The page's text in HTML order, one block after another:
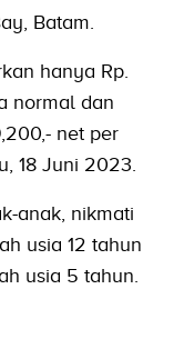
Batam.
hanya Rp.
normal dan
net per
18 Juni 2023.
anak, nikmati
usia 12 tahun
usia 5 tahun.